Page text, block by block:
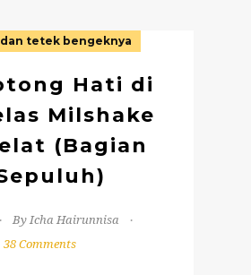
dan tetek bengeknya
Hati di
Milshake
(Bagian
By Icha Hairunnisa
38 Comments